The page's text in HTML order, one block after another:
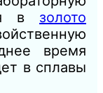
в золото
время
в сплавы